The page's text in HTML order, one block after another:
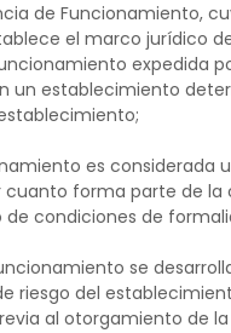
de Funcionamiento,
el marco jurídico
expedida
un establecimiento
es considerada
forma parte de
condiciones de
se
riesgo del
al otorgamiento de